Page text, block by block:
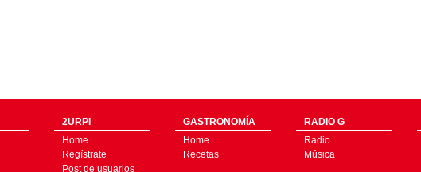
2URPI
Home
Regístrate
Post de usuarios
GASTRONOMÍA
Home
Recetas
RADIO G
Radio
Música